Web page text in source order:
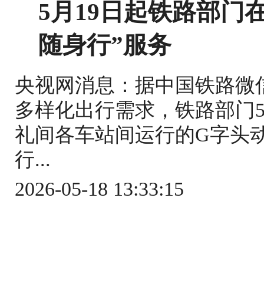
5月19日起铁路部门
随身行”服务
央视网消息：据中国铁路
多样化出行需求，铁路部门
礼间各车站间运行的G字头
行...
2026-05-18 13:33:15